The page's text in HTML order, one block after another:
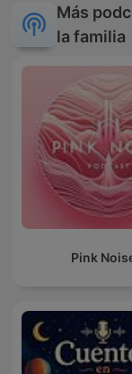
Más
la familia
Pink